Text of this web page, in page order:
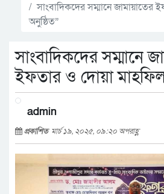
সাংবাদিকদের সম্মানে জামায়াতের
অনুষ্ঠিত”
সাংবাদিকদের সম্মানে
ইফতার ও দোয়া
admin
প্রকাশিত মার্চ ১৯, ২০২৫, ০৯:২০ অপরাহ্ণ